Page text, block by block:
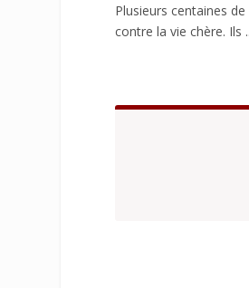
Plusieurs centaines
contre la vie chère. Ils